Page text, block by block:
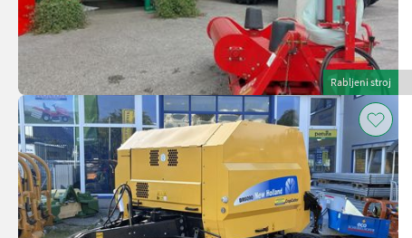
Rabljeni stroj